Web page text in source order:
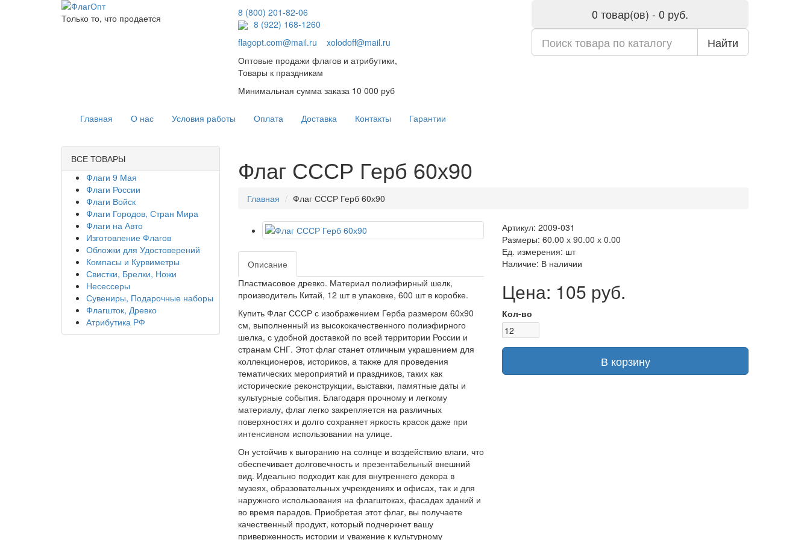
Только то, что продается
8 (800) 201-82-06
8 (922) 168-1260
flagopt.com@mail.ru
xolodoff@mail.ru
Оптовые продажи флагов и атрибутики,
Товары к праздникам
Минимальная сумма заказа 10 000 руб
0 товар(ов) - 0 руб.
Найти
Главная О нас Условия работы Оплата Доставка Контакты Гарантии
ВСЕ ТОВАРЫ
Флаги 9 Мая
Флаги России
Флаги Войск
Флаги Городов, Стран Мира
Флаги на Авто
Изготовление Флагов
Обложки для Удостоверений
Компасы и Курвиметры
Свистки, Брелки, Ножи
Несессеры
Сувениры, Подарочные наборы
Флагшток, Древко
Атрибутика РФ
Флаг СССР Герб 60х90
Главная Флаг СССР Герб 60х90
Описание
Пластмасовое древко. Материал полиэфирный шелк,
производитель Китай, 12 шт в упаковке, 600 шт в коробке.
Купить Флаг СССР с изображением Герба размером 60х90
см, выполненный из высококачественного полиэфирного
шелка, с удобной доставкой по всей территории России и
странам СНГ. Этот флаг станет отличным украшением для
коллекционеров, историков, а также для проведения
тематических мероприятий и праздников, таких как
исторические реконструкции, выставки, памятные даты и
культурные события. Благодаря прочному и легкому
материалу, флаг легко закрепляется на различных
поверхностях и долго сохраняет яркость красок даже при
интенсивном использовании на улице.
Он устойчив к выгоранию на солнце и воздействию влаги, что
обеспечивает долговечность и презентабельный внешний
вид. Идеально подходит как для внутреннего декора в
музеях, образовательных учреждениях и офисах, так и для
наружного использования на флагштоках, фасадах зданий и
во время парадов. Приобретая этот флаг, вы получаете
качественный продукт, который подчеркнет вашу
приверженность истории и уважение к культурному
Артикул: 2009-031
Размеры: 60.00 х 90.00 х 0.00
Ед. измерения: шт
Наличие: В наличии
Цена: 105 руб.
Кол-во
В корзину